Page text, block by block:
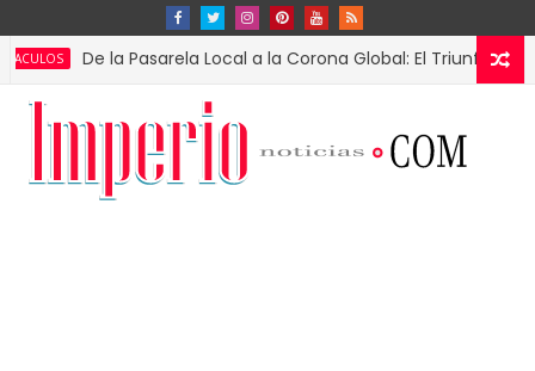
De la Pasarela Local a la Corona Global: El Triunfo de Fátima